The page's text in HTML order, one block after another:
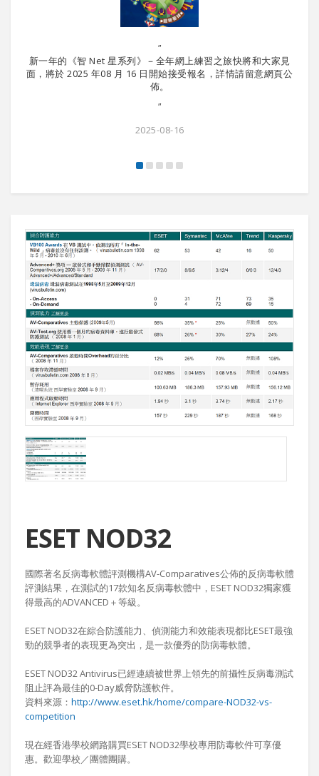
"
新一年的《智 Net 星系列》－全年網上練習之旅快將和大家見
面，將於 2025 年08 月 16 日開始接受報名，詳情請留意網頁公
佈。
"
2025-08-16
ESET NOD32
國際著名反病毒軟體評測機構AV-Comparatives公佈的反病毒軟體
評測結果，在測試的17款知名反病毒軟體中，ESET NOD32獨家獲
得最高的ADVANCED＋等級。
ESET NOD32在綜合防護能力、偵測能力和效能表現都比ESET最強
勁的競爭者的表現更為突出，是一款優秀的防病毒軟體。
ESET NOD32 Antivirus已經連續被世界上領先的前攝性反病毒測試
阻止評為最佳的0-Day威脅防護軟件。
資料來源： http://www.eset.hk/home/compare-NOD32-vs-
competition
現在經香港學校網路購買ESET NOD32學校專用防毒軟件可享優
惠。歡迎學校／團體團購。